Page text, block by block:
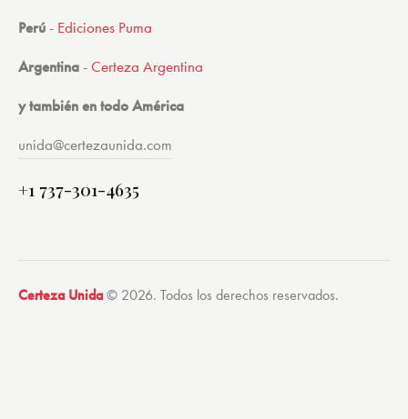
Perú - Ediciones Puma
Argentina -Certeza Argentina
y también en todo América
unida@certezaunida.com
+1 737-301-4635
Certeza Unida© 2026. Todos los derechos reservados.